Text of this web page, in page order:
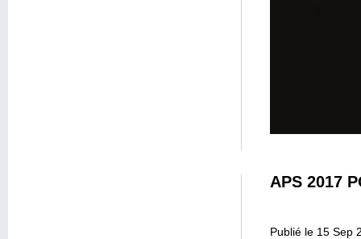
APS 2017
Publié le 15 Sep